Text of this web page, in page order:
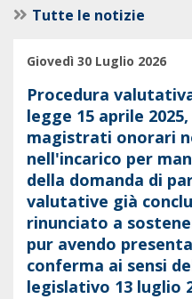
Tutte le notizie
Giovedì 30 Luglio 2026
Procedura
legge 15 aprile
magistrati onorari
nell'incarico per
della domanda di
valutative già
rinunciato a
pur avendo
conferma ai sensi
legislativo 13 luglio